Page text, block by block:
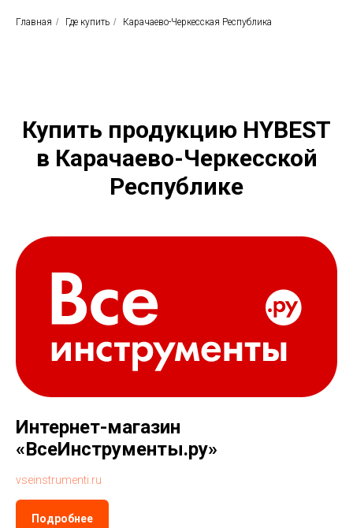
Главная / Где купить / Карачаево-Черкесская Республика
Купить продукцию HYBEST
в Карачаево-Черкесской
Республике
Интернет-магазин
«ВсеИнструменты.ру»
vseinstrumenti.ru
Подробнее